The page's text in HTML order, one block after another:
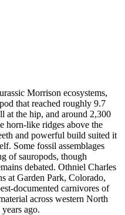
Morrison ecosystems,
that reached roughly 9.7
at the hip, and around 2,300
horn-like ridges above the
and powerful build suited it
Some fossil assemblages
of sauropods, though
debated. Othniel Charles
at Garden Park, Colorado,
documented carnivores of
across western North
ago.